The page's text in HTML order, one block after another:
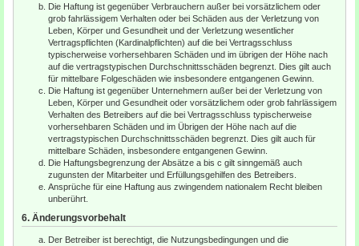
Die Haftung ist gegenüber Verbrauchern außer bei vorsätzlichem oder
grob fahrlässigem Verhalten oder bei Schäden aus der Verletzung von
Leben, Körper und Gesundheit und der Verletzung wesentlicher
Vertragspflichten (Kardinalpflichten) auf die bei Vertragsschluss
typischerweise vorhersehbaren Schäden und im übrigen der Höhe nach
auf die vertragstypischen Durchschnittsschäden begrenzt. Dies gilt auch
für mittelbare Folgeschäden wie insbesondere entgangenen Gewinn.
Die Haftung ist gegenüber Unternehmern außer bei der Verletzung von
Leben, Körper und Gesundheit oder vorsätzlichem oder grob fahrlässigem
Verhalten des Betreibers auf die bei Vertragsschluss typischerweise
vorhersehbaren Schäden und im Übrigen der Höhe nach auf die
vertragstypischen Durchschnittsschäden begrenzt. Dies gilt auch für
mittelbare Schäden, insbesondere entgangenen Gewinn.
Die Haftungsbegrenzung der Absätze a bis c gilt sinngemäß auch
zugunsten der Mitarbeiter und Erfüllungsgehilfen des Betreibers.
Ansprüche für eine Haftung aus zwingendem nationalem Recht bleiben
unberührt.
6. Änderungsvorbehalt
Der Betreiber ist berechtigt, die Nutzungsbedingungen und die